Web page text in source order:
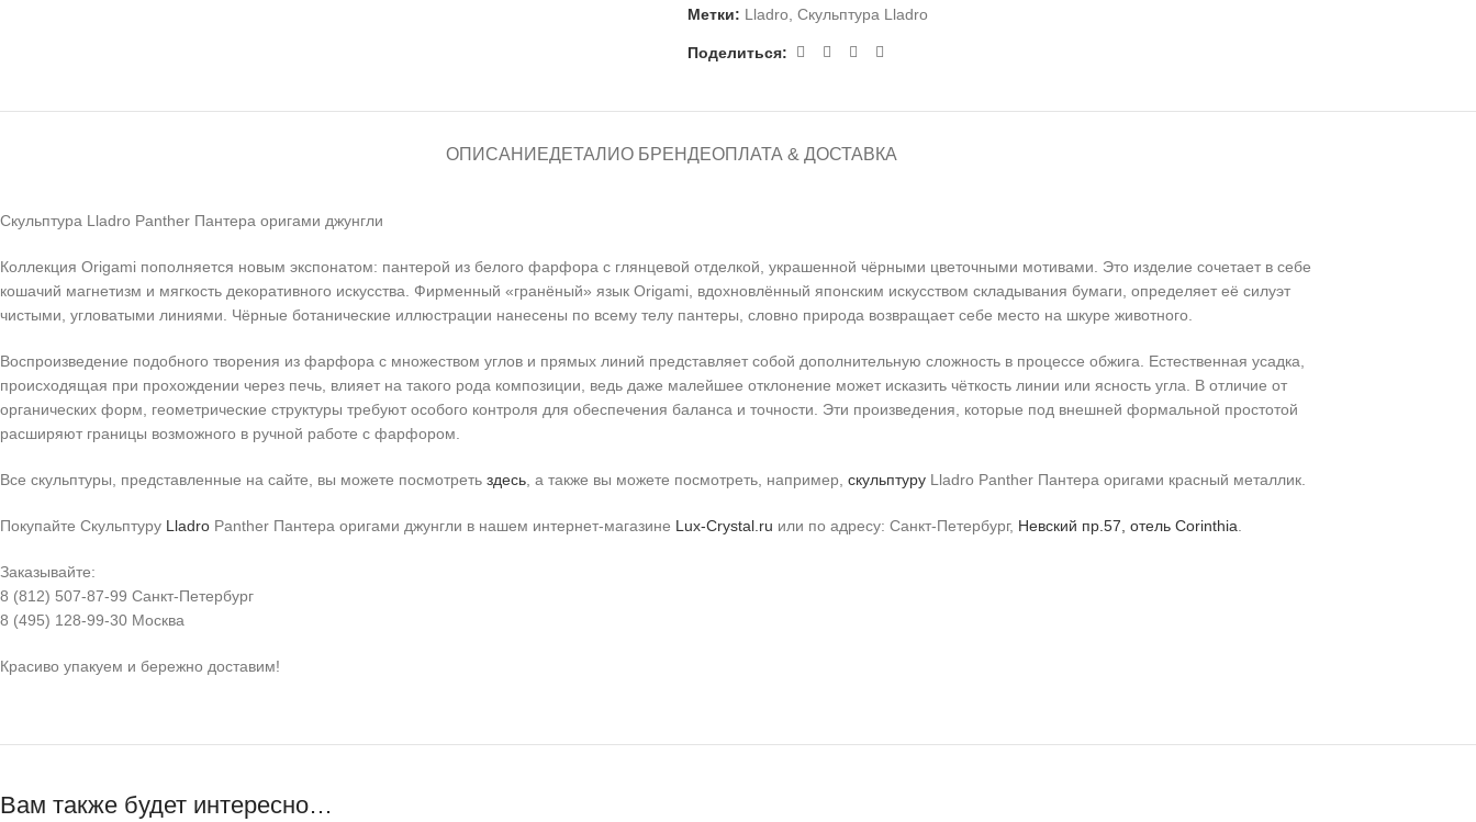
Метки: Lladro Скульптура Lladro
Поделиться:
ОПИСАНИЕДЕТАЛИО БРЕНДЕОПЛАТА & ДОСТАВКА
Скульптура Lladro Panther Пантера оригами джунгли
Коллекция Origami пополняется новым экспонатом: пантерой из белого фарфора с глянцевой отделкой, украшенной чёрными цветочными мотивами. Это изделие сочетает в себе
кошачий магнетизм и мягкость декоративного искусства. Фирменный «гранёный» язык Origami, вдохновлённый японским искусством складывания бумаги, определяет её силуэт
чистыми, угловатыми линиями. Чёрные ботанические иллюстрации нанесены по всему телу пантеры, словно природа возвращает себе место на шкуре животного.
Воспроизведение подобного творения из фарфора с множеством углов и прямых линий представляет собой дополнительную сложность в процессе обжига. Естественная усадка,
происходящая при прохождении через печь, влияет на такого рода композиции, ведь даже малейшее отклонение может исказить чёткость линии или ясность угла. В отличие от
органических форм, геометрические структуры требуют особого контроля для обеспечения баланса и точности. Эти произведения, которые под внешней формальной простотой
расширяют границы возможного в ручной работе с фарфором.
Все скульптуры, представленные на сайте, вы можете посмотреть здесь , а также вы можете посмотреть, например, скульптуру Lladro Panther Пантера оригами красный металлик.
Покупайте Скульптуру Lladro Panther Пантера оригами джунгли в нашем интернет-магазине Lux-Crystal.ru или по адресу: Санкт-Петербург, Невский пр.57, отель Corinthia
Заказывайте:
8 (812) 507-87-99 Санкт-Петербург
8 (495) 128-99-30 Москва
Красиво упакуем и бережно доставим!
Вам также будет интересно…